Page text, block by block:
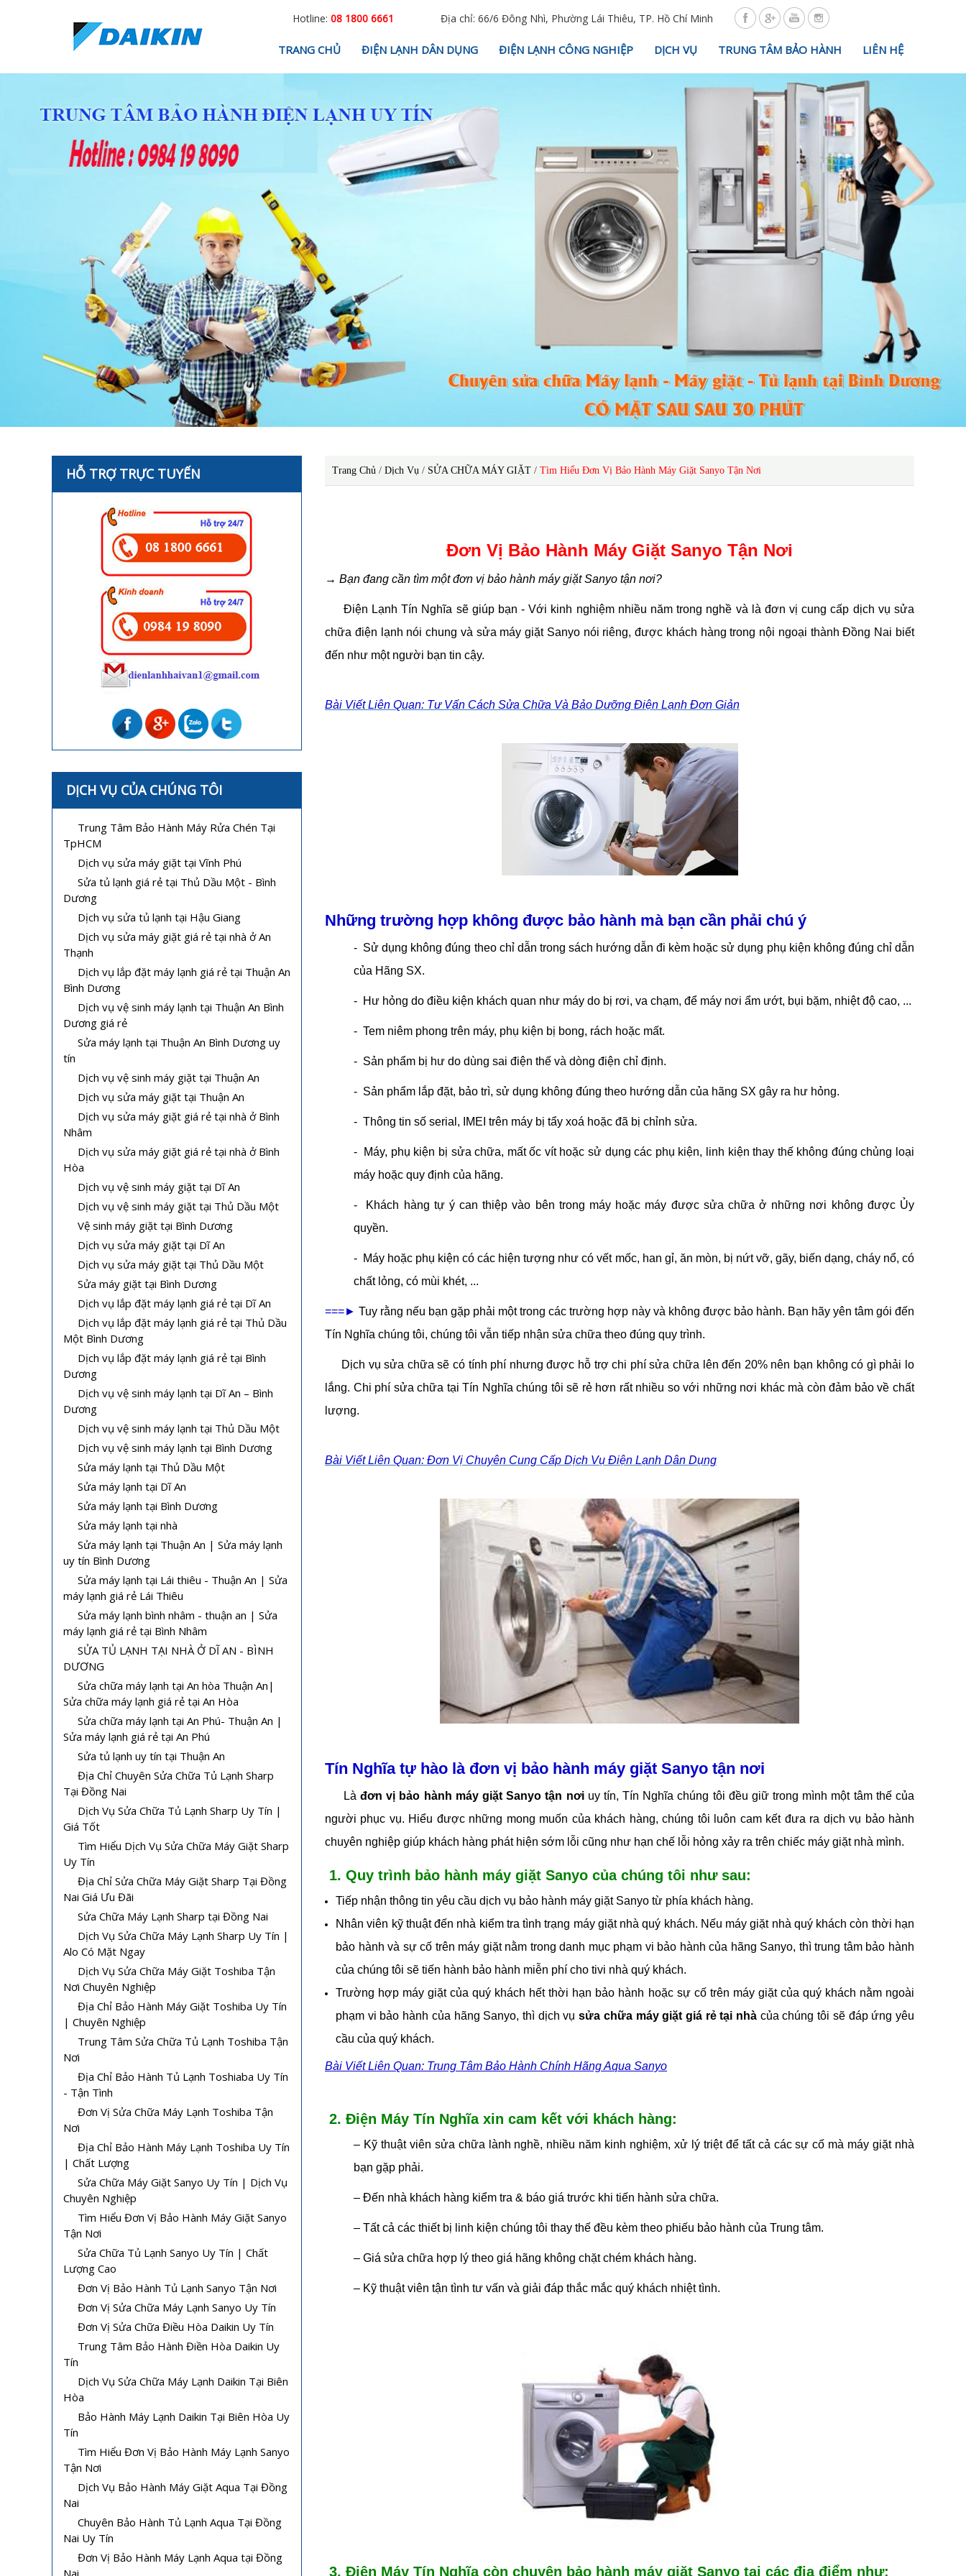
Hotline: 08 1800 6661 Địa chỉ: 66/6 Đông Nhì, Phường Lái Thiêu, TP. Hồ Chí Minh
TRANG CHỦ ĐIỆN LẠNH DÂN DỤNG ĐIỆN LẠNH CÔNG NGHIỆP DỊCH VỤ TRUNG TÂM BẢO HÀNH LIÊN HỆ
Trang Chủ / Dịch Vụ / SỬA CHỮA MÁY GIẶT / Tìm Hiểu Đơn Vị Bảo Hành Máy Giặt Sanyo Tận Nơi
Đơn Vị Bảo Hành Máy Giặt Sanyo Tận Nơi
→ Bạn đang cần tìm một đơn vị bảo hành máy giặt Sanyo tận nơi?
Điện Lạnh Tín Nghĩa sẽ giúp bạn - Với kinh nghiệm nhiều năm trong nghề và là đơn vị cung cấp dịch vụ sửa
chữa điện lạnh nói chung và sửa máy giặt Sanyo nói riêng, được khách hàng trong nội ngoại thành Đồng Nai biết
đến như một người bạn tin cậy.
Bài Viết Liên Quan: Tư Vấn Cách Sửa Chữa Và Bảo Dưỡng Điện Lạnh Đơn Giản
Những trường hợp không được bảo hành mà bạn cần phải chú ý
- Sử dụng không đúng theo chỉ dẫn trong sách hướng dẫn đi kèm hoặc sử dụng phụ kiện không đúng chỉ dẫn
của Hãng SX.
- Hư hỏng do điều kiện khách quan như máy do bị rơi, va chạm, để máy nơi ẩm ướt, bụi bặm, nhiệt độ cao, ...
- Tem niêm phong trên máy, phụ kiện bị bong, rách hoặc mất.
- Sản phẩm bị hư do dùng sai điện thế và dòng điện chỉ định.
- Sản phẩm lắp đặt, bảo trì, sử dụng không đúng theo hướng dẫn của hãng SX gây ra hư hỏng.
- Thông tin số serial, IMEI trên máy bị tẩy xoá hoặc đã bị chỉnh sửa.
- Máy, phụ kiện bị sửa chữa, mất ốc vít hoặc sử dụng các phụ kiện, linh kiện thay thế không đúng chủng loại
máy hoặc quy định của hãng.
- Khách hàng tự ý can thiệp vào bên trong máy hoặc máy được sửa chữa ở những nơi không được Ủy
quyền.
- Máy hoặc phụ kiện có các hiện tượng như có vết mốc, han gỉ, ăn mòn, bị nứt vỡ, gãy, biến dạng, cháy nổ, có
chất lỏng, có mùi khét, ...
===► Tuy rằng nếu bạn gặp phải một trong các trường hợp này và không được bảo hành. Bạn hãy yên tâm gói đến
Tín Nghĩa chúng tôi, chúng tôi vẫn tiếp nhận sửa chữa theo đúng quy trình.
Dịch vụ sửa chữa sẽ có tính phí nhưng được hỗ trợ chi phí sửa chữa lên đến 20% nên bạn không có gì phải lo
lắng. Chi phí sửa chữa tại Tín Nghĩa chúng tôi sẽ rẻ hơn rất nhiều so với những nơi khác mà còn đảm bảo về chất
lượng.
Bài Viết Liên Quan: Đơn Vị Chuyên Cung Cấp Dịch Vụ Điện Lạnh Dân Dụng
Tín Nghĩa tự hào là đơn vị bảo hành máy giặt Sanyo tận nơi
Làđơn vị bảo hành máy giặt Sanyo tận nơiuy tín, Tín Nghĩa chúng tôi đều giữ trong mình một tâm thế của
người phục vụ. Hiểu được những mong muốn của khách hàng, chúng tôi luôn cam kết đưa ra dịch vụ bảo hành
chuyên nghiệp giúp khách hàng phát hiện sớm lỗi cũng như hạn chế lỗi hỏng xảy ra trên chiếc máy giặt nhà mình.
1. Quy trình bảo hành máy giặt Sanyo của chúng tôi như sau:
Tiếp nhận thông tin yêu cầu dịch vụ bảo hành máy giặt Sanyo từ phía khách hàng.
Nhân viên kỹ thuật đến nhà kiểm tra tình trạng máy giặt nhà quý khách. Nếu máy giặt nhà quý khách còn thời hạn
bảo hành và sự cố trên máy giặt nằm trong danh mục phạm vi bảo hành của hãng Sanyo, thì trung tâm bảo hành
của chúng tôi sẽ tiến hành bảo hành miễn phí cho tivi nhà quý khách.
Trường hợp máy giặt của quý khách hết thời hạn bảo hành hoặc sự cố trên máy giặt của quý khách nằm ngoài
phạm vi bảo hành của hãng Sanyo, thì dịch vụsửa chữa máy giặt giá rẻ tại nhà của chúng tôi sẽ đáp ứng yêu
cầu của quý khách.
Bài Viết Liên Quan: Trung Tâm Bảo Hành Chính Hãng Aqua Sanyo
2. Điện Máy Tín Nghĩa xin cam kết với khách hàng:
– Kỹ thuật viên sửa chữa lành nghề, nhiều năm kinh nghiệm, xử lý triệt để tất cả các sự cố mà máy giặt nhà
bạn gặp phải.
– Đến nhà khách hàng kiểm tra & báo giá trước khi tiến hành sửa chữa.
– Tất cả các thiết bị linh kiện chúng tôi thay thế đều kèm theo phiếu bảo hành của Trung tâm.
– Giá sửa chữa hợp lý theo giá hãng không chặt chém khách hàng.
– Kỹ thuật viên tận tình tư vấn và giải đáp thắc mắc quý khách nhiệt tình.
3. Điện Máy Tín Nghĩa còn chuyên bảo hành máy giặt Sanyo tại các địa điểm như:
HỖ TRỢ TRỰC TUYẾN
DỊCH VỤ CỦA CHÚNG TÔI
Trung Tâm Bảo Hành Máy Rửa Chén Tại
TpHCM
Dịch vụ sửa máy giặt tại Vĩnh Phú
Sửa tủ lạnh giá rẻ tại Thủ Dầu Một - Bình
Dương
Dịch vụ sửa tủ lạnh tại Hậu Giang
Dịch vụ sửa máy giặt giá rẻ tại nhà ở An
Thạnh
Dịch vụ lắp đặt máy lạnh giá rẻ tại Thuận An
Bình Dương
Dịch vụ vệ sinh máy lạnh tại Thuận An Bình
Dương giá rẻ
Sửa máy lạnh tại Thuận An Bình Dương uy
tín
Dịch vụ vệ sinh máy giặt tại Thuận An
Dịch vụ sửa máy giặt tại Thuận An
Dịch vụ sửa máy giặt giá rẻ tại nhà ở Bình
Nhâm
Dịch vụ sửa máy giặt giá rẻ tại nhà ở Bình
Hòa
Dịch vụ vệ sinh máy giặt tại Dĩ An
Dịch vụ vệ sinh máy giặt tại Thủ Dầu Một
Vệ sinh máy giặt tại Bình Dương
Dịch vụ sửa máy giặt tại Dĩ An
Dịch vụ sửa máy giặt tại Thủ Dầu Một
Sửa máy giặt tại Bình Dương
Dịch vụ lắp đặt máy lạnh giá rẻ tại Dĩ An
Dịch vụ lắp đặt máy lạnh giá rẻ tại Thủ Dầu
Một Bình Dương
Dịch vụ lắp đặt máy lạnh giá rẻ tại Bình
Dương
Dịch vụ vệ sinh máy lạnh tại Dĩ An – Bình
Dương
Dịch vụ vệ sinh máy lạnh tại Thủ Dầu Một
Dịch vụ vệ sinh máy lạnh tại Bình Dương
Sửa máy lạnh tại Thủ Dầu Một
Sửa máy lạnh tại Dĩ An
Sửa máy lạnh tại Bình Dương
Sửa máy lạnh tại nhà
Sửa máy lạnh tại Thuận An | Sửa máy lạnh
uy tín Bình Dương
Sửa máy lạnh tại Lái thiêu - Thuận An | Sửa
máy lạnh giá rẻ Lái Thiêu
Sửa máy lạnh bình nhâm - thuận an | Sửa
máy lạnh giá rẻ tại Bình Nhâm
SỬA TỦ LẠNH TẠI NHÀ Ở DĨ AN - BÌNH
DƯƠNG
Sửa chữa máy lạnh tại An hòa Thuận An|
Sửa chữa máy lạnh giá rẻ tại An Hòa
Sửa chữa máy lạnh tại An Phú- Thuận An |
Sửa máy lạnh giá rẻ tại An Phú
Sửa tủ lạnh uy tín tại Thuận An
Địa Chỉ Chuyên Sửa Chữa Tủ Lạnh Sharp
Tại Đồng Nai
Dịch Vụ Sửa Chữa Tủ Lạnh Sharp Uy Tín |
Giá Tốt
Tìm Hiểu Dịch Vụ Sửa Chữa Máy Giặt Sharp
Uy Tín
Địa Chỉ Sửa Chữa Máy Giặt Sharp Tại Đồng
Nai Giá Ưu Đãi
Sửa Chữa Máy Lạnh Sharp tại Đồng Nai
Dịch Vụ Sửa Chữa Máy Lạnh Sharp Uy Tín |
Alo Có Mặt Ngay
Dịch Vụ Sửa Chữa Máy Giặt Toshiba Tận
Nơi Chuyên Nghiệp
Địa Chỉ Bảo Hành Máy Giặt Toshiba Uy Tín
| Chuyên Nghiệp
Trung Tâm Sửa Chữa Tủ Lạnh Toshiba Tận
Nơi
Địa Chỉ Bảo Hành Tủ Lạnh Toshiaba Uy Tín
- Tận Tình
Đơn Vị Sửa Chữa Máy Lạnh Toshiba Tận
Nơi
Địa Chỉ Bảo Hành Máy Lạnh Toshiba Uy Tín
| Chất Lượng
Sửa Chữa Máy Giặt Sanyo Uy Tín | Dịch Vụ
Chuyên Nghiệp
Tìm Hiểu Đơn Vị Bảo Hành Máy Giặt Sanyo
Tận Nơi
Sửa Chữa Tủ Lạnh Sanyo Uy Tín | Chất
Lượng Cao
Đơn Vị Bảo Hành Tủ Lạnh Sanyo Tận Nơi
Đơn Vị Sửa Chữa Máy Lạnh Sanyo Uy Tín
Đơn Vị Sửa Chữa Điều Hòa Daikin Uy Tín
Trung Tâm Bảo Hành Điền Hòa Daikin Uy
Tín
Dịch Vụ Sửa Chữa Máy Lạnh Daikin Tại Biên
Hòa
Bảo Hành Máy Lạnh Daikin Tại Biên Hòa Uy
Tín
Tìm Hiểu Đơn Vị Bảo Hành Máy Lạnh Sanyo
Tận Nơi
Dịch Vụ Bảo Hành Máy Giặt Aqua Tại Đồng
Nai
Chuyên Bảo Hành Tủ Lạnh Aqua Tại Đồng
Nai Uy Tín
Đơn Vị Bảo Hành Máy Lạnh Aqua tại Đồng
Nai